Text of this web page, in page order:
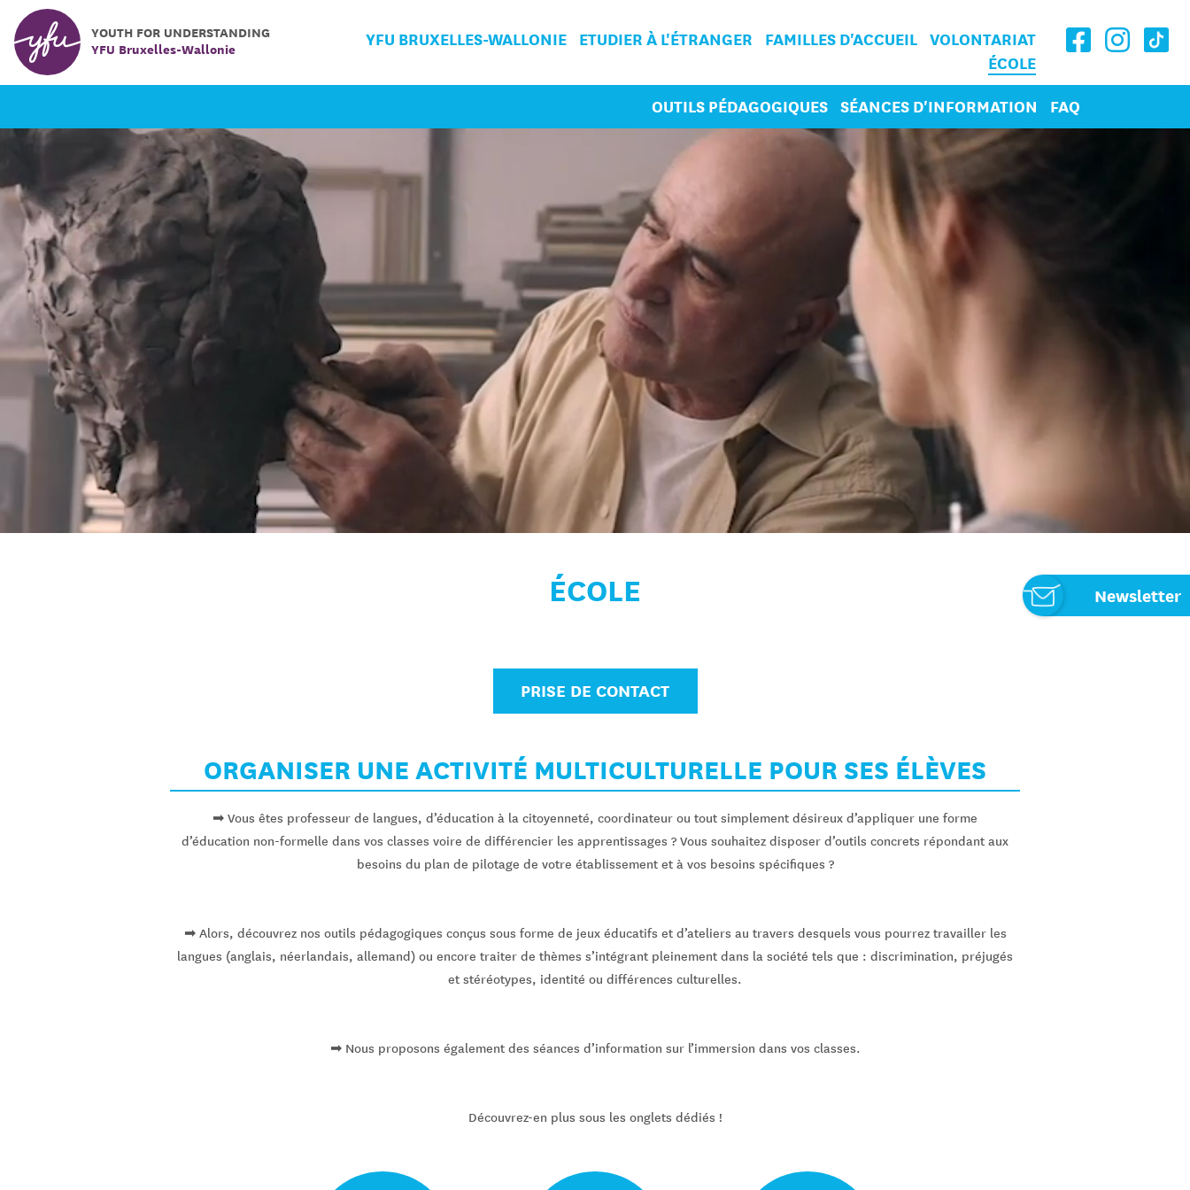
YOUTH FOR UNDERSTANDING
YFU Bruxelles-Wallonie
YFU BRUXELLES-WALLONIE ETUDIER À L'ÉTRANGER FAMILLES D'ACCUEIL
VOLONTARIAT
ÉCOLE
OUTILS PÉDAGOGIQUES SÉANCES D'INFORMATION FAQ
ÉCOLE
PRISE DE CONTACT
ORGANISER UNE ACTIVITÉ MULTICULTURELLE POUR SES ÉLÈVES
➡ Vous êtes professeur de langues, d’éducation à la citoyenneté, coordinateur ou tout simplement désireux d’appliquer une forme
d’éducation non-formelle dans vos classes voire de différencier les apprentissages ? Vous souhaitez disposer d’outils concrets répondant aux
besoins du plan de pilotage de votre établissement et à vos besoins spécifiques ?
➡ Alors, découvrez nos outils pédagogiques conçus sous forme de jeux éducatifs et d’ateliers au travers desquels vous pourrez travailler les
langues (anglais, néerlandais, allemand) ou encore traiter de thèmes s’intégrant pleinement dans la société tels que : discrimination, préjugés
et stéréotypes, identité ou différences culturelles.
➡ Nous proposons également des séances d’information sur l’immersion dans vos classes.
Découvrez-en plus sous les onglets dédiés !
Newsletter